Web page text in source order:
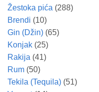
Žestoka pića (288)
Brendi (10)
Gin (Džin) (65)
Konjak (25)
Rakija (41)
Rum (50)
Tekila (Tequila) (51)